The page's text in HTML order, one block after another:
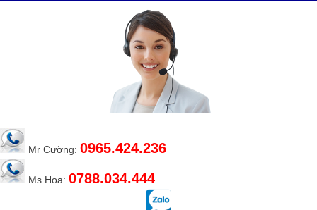
Mr Cường: 0965.424.236
Ms Hoa: 0788.034.444